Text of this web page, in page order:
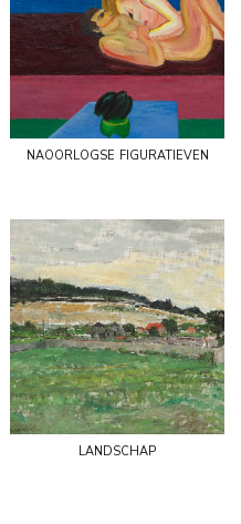
naoorlogse figuratieven
landschap